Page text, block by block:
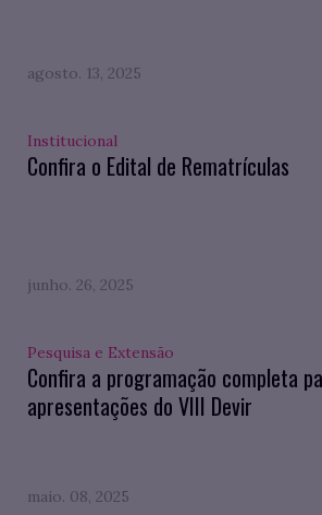
agosto. 13, 2025
Institucional
Confira o Edital de Rematrículas
junho. 26, 2025
Pesquisa e Extensão
Confira a programação completa
apresentações do VIII Devir
maio. 08, 2025